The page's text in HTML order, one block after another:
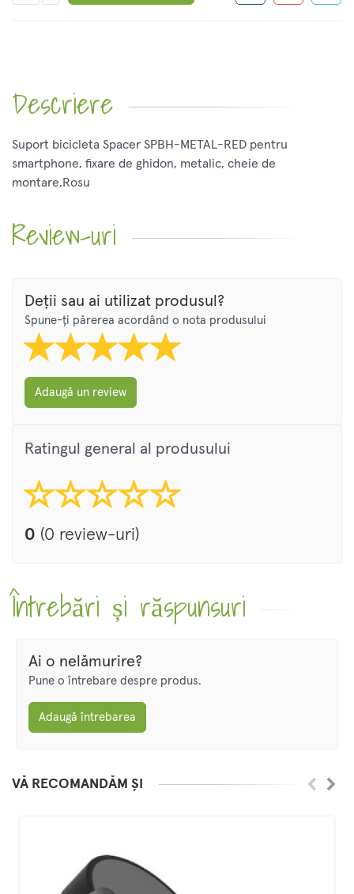
Descriere
Suport bicicleta Spacer SPBH-METAL-RED pentru
smartphone, fixare de ghidon, metalic, cheie de
montare,Rosu
Review-uri
Deții sau ai utilizat produsul?
Spune-ți părerea acordând o nota produsului
Adaugă un review
Ratingul general al produsului
0 (0 review-uri)
Întrebări și răspunsuri
Ai o nelămurire?
Pune o întrebare despre produs.
Adaugă întrebarea
VĂ RECOMANDĂM ȘI